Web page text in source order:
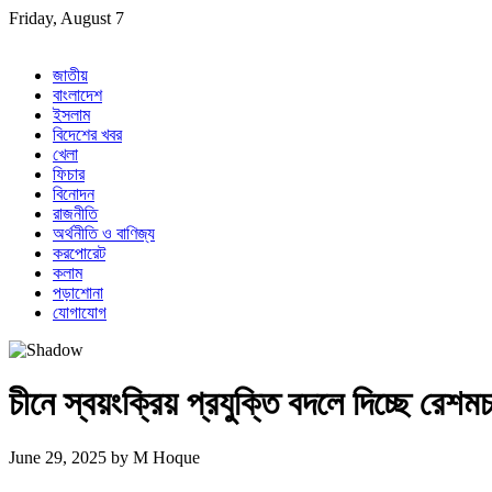
Skip
Friday, August 7
জাতীয়
বাংলাদেশ
ইসলাম
বিদেশের খবর
খেলা
ফিচার
বিনোদন
রাজনীতি
অর্থনীতি ও বাণিজ্য
করপোরেট
কলাম
পড়াশোনা
যোগাযোগ
চীনে স্বয়ংক্রিয় প্রযুক্তি বদলে দিচ্ছে
June 29, 2025 by M Hoque